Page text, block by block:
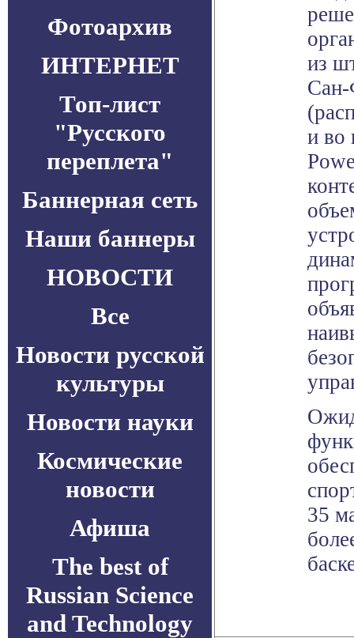
Фотоархив
ИНТЕРНЕТ
Топ-лист
"Русского
переплета"
Баннерная сеть
Наши баннеры
НОВОСТИ
Все
Новости русской
культуры
Новости науки
Космические
новости
Афиша
The best of
Russian Science
and Technology
из
Сан-
и во
35